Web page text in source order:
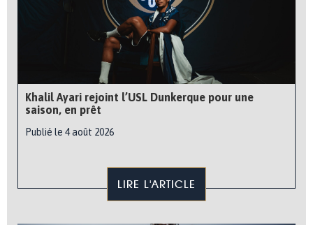
Khalil Ayari rejoint l’USL Dunkerque pour une
saison, en prêt
Publié le 4 août 2026
LIRE L'ARTICLE